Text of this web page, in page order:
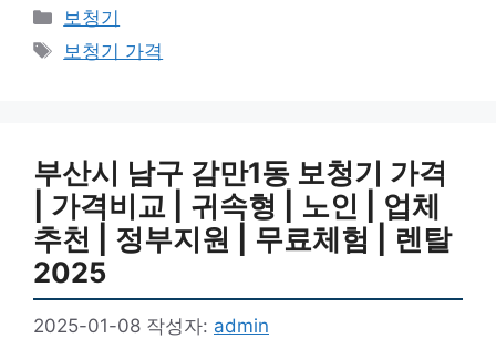
카
테
보청기
태
보청기 가격
부산시 남구 감만1동 보청기 가격
| 가격비교 | 귀속형 | 노인 | 업체
추천 | 정부지원 | 무료체험 | 렌탈
2025
2025-01-08 작성자: admin